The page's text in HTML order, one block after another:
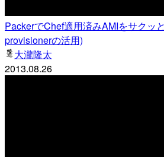
PackerでChef適用済みAMIをサクッ
provisionerの活用)
大瀧隆太
2013.08.26